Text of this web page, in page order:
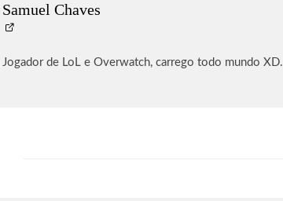
Samuel Chaves
Jogador de LoL e Overwatch, carrego todo mundo XD.